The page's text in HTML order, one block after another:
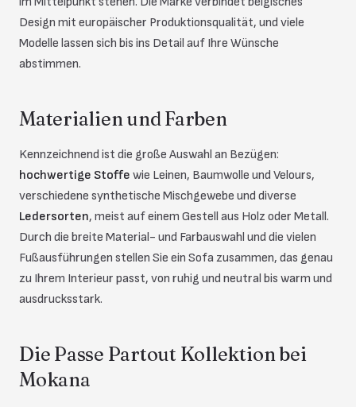
Design mit europäischer Produktionsqualität, und viele
Modelle lassen sich bis ins Detail auf Ihre Wünsche
abstimmen.
Materialien und Farben
Kennzeichnend ist die große Auswahl an Bezügen:
hochwertige Stoffe wie Leinen, Baumwolle und Velours,
verschiedene synthetische Mischgewebe und diverse
Ledersorten, meist auf einem Gestell aus Holz oder Metall.
Durch die breite Material- und Farbauswahl und die vielen
Fußausführungen stellen Sie ein Sofa zusammen, das genau
zu Ihrem Interieur passt, von ruhig und neutral bis warm und
ausdrucksstark.
Die Passe Partout Kollektion bei
Mokana